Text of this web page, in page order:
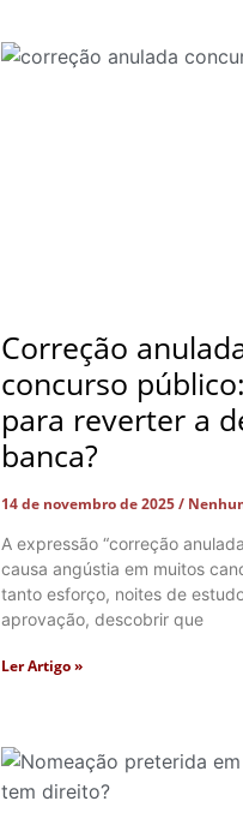
Correção
concurso
para reverter a
banca?
14 de novembro de 2025
A expressão “correção
causa angústia em muitos
tanto esforço, noites de
aprovação, descobrir que
Ler Artigo »